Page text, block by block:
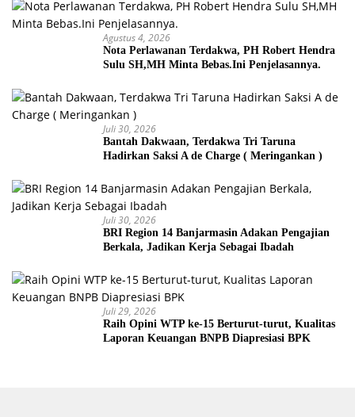
Agustus 4, 2026
Nota Perlawanan Terdakwa, PH Robert Hendra
Sulu SH,MH Minta Bebas.Ini Penjelasannya.
Juli 30, 2026
Bantah Dakwaan, Terdakwa Tri Taruna
Hadirkan Saksi A de Charge ( Meringankan )
Juli 30, 2026
BRI Region 14 Banjarmasin Adakan Pengajian
Berkala, Jadikan Kerja Sebagai Ibadah
Juli 29, 2026
Raih Opini WTP ke-15 Berturut-turut, Kualitas
Laporan Keuangan BNPB Diapresiasi BPK